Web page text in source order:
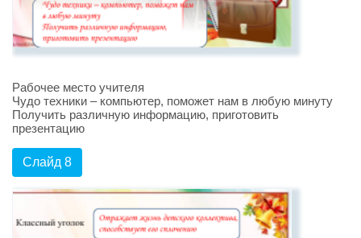
Рабочее место учителя
Чудо техники – компьютер, поможет нам в любую минуту
Получить различную информацию, приготовить
презентацию
Слайд 8